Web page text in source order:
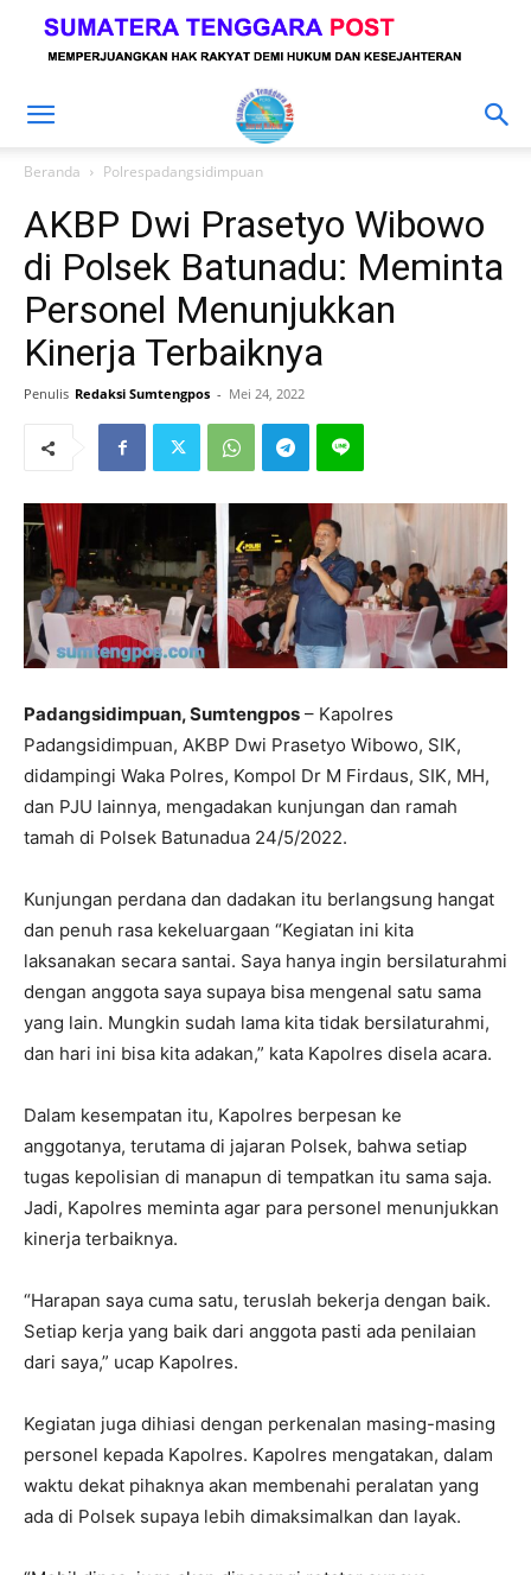
Beranda Polrespadangsidimpuan
AKBP Dwi Prasetyo Wibowo
di Polsek Batunadu: Meminta
Personel Menunjukkan
Kinerja Terbaiknya
Penulis Redaksi Sumtengpos - Mei 24, 2022
Padangsidimpuan, Sumtengpos – Kapolres
Padangsidimpuan, AKBP Dwi Prasetyo Wibowo, SIK,
didampingi Waka Polres, Kompol Dr M Firdaus, SIK, MH,
dan PJU lainnya, mengadakan kunjungan dan ramah
tamah di Polsek Batunadua 24/5/2022.
Kunjungan perdana dan dadakan itu berlangsung hangat
dan penuh rasa kekeluargaan “Kegiatan ini kita
laksanakan secara santai. Saya hanya ingin bersilaturahmi
dengan anggota saya supaya bisa mengenal satu sama
yang lain. Mungkin sudah lama kita tidak bersilaturahmi,
dan hari ini bisa kita adakan,” kata Kapolres disela acara.
Dalam kesempatan itu, Kapolres berpesan ke
anggotanya, terutama di jajaran Polsek, bahwa setiap
tugas kepolisian di manapun di tempatkan itu sama saja.
Jadi, Kapolres meminta agar para personel menunjukkan
kinerja terbaiknya.
“Harapan saya cuma satu, teruslah bekerja dengan baik.
Setiap kerja yang baik dari anggota pasti ada penilaian
dari saya,” ucap Kapolres.
Kegiatan juga dihiasi dengan perkenalan masing-masing
personel kepada Kapolres. Kapolres mengatakan, dalam
waktu dekat pihaknya akan membenahi peralatan yang
ada di Polsek supaya lebih dimaksimalkan dan layak.